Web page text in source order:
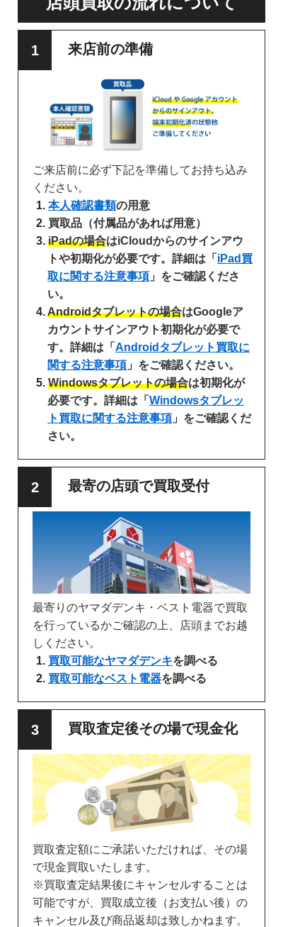
来店前の準備
ご来店前に必ず下記を準備してお持ち込み
ください。
本人確認書類の用意
買取品（付属品があれば用意）
iPadの場合はiCloudからのサインアウ
トや初期化が必要です。詳細は「 iPad買
取に関する注意事項 」をご確認くださ
い。
Androidタブレットの場合はGoogleア
カウントサインアウト初期化が必要で
す。詳細は「 Androidタブレット買取に
関する注意事項 」をご確認ください。
Windowsタブレットの場合は初期化が
必要です。詳細は「 Windowsタブレッ
ト買取に関する注意事項 」をご確認くだ
さい。
最寄の店頭で買取受付
最寄りのヤマダデンキ・ベスト電器で買取
を行っているかご確認の上、店頭までお越
しください。
買取可能なヤマダデンキを調べる
買取可能なベスト電器を調べる
買取査定後その場で現金化
買取査定額にご承諾いただければ、その場
で現金買取いたします。
※買取査定結果後にキャンセルすることは
可能ですが、買取成立後（お支払い後）の
キャンセル及び商品返却は致しかねます。